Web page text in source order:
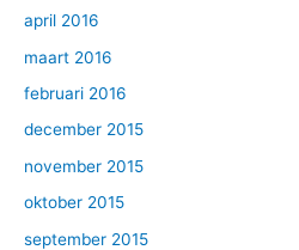
april 2016
maart 2016
februari 2016
december 2015
november 2015
oktober 2015
september 2015